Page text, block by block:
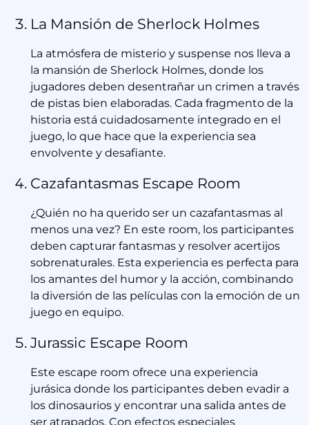
La Mansión de Sherlock Holmes
La atmósfera de misterio y suspense nos lleva a
la mansión de Sherlock Holmes, donde los
jugadores deben desentrañar un crimen a través
de pistas bien elaboradas. Cada fragmento de la
historia está cuidadosamente integrado en el
juego, lo que hace que la experiencia sea
envolvente y desafiante.
Cazafantasmas Escape Room
¿Quién no ha querido ser un cazafantasmas al
menos una vez? En este room, los participantes
deben capturar fantasmas y resolver acertijos
sobrenaturales. Esta experiencia es perfecta para
los amantes del humor y la acción, combinando
la diversión de las películas con la emoción de un
juego en equipo.
Jurassic Escape Room
Este escape room ofrece una experiencia
jurásica donde los participantes deben evadir a
los dinosaurios y encontrar una salida antes de
ser atrapados. Con efectos especiales